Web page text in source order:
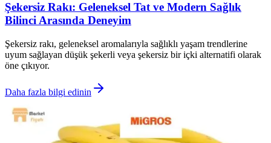
Şekersiz Rakı: Geleneksel Tat ve Modern Sağlık
Bilinci Arasında Deneyim
Şekersiz rakı, geleneksel aromalarıyla sağlıklı yaşam trendlerine
uyum sağlayan düşük şekerli veya şekersiz bir içki alternatifi olarak
öne çıkıyor.
Daha fazla bilgi edinin